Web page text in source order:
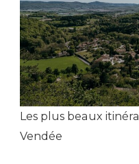
Les plus beaux
Vendée